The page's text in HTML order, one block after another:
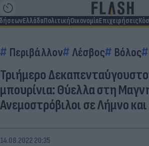
ΕλλάδαΠολιτικήΟικονομίαΕπιχειρήσεις
Περιβάλλον Λέσβος Βόλος
Τριήμερο
μπουρίνια: Θύελλα στη
Ανεμοστρόβιλοι σε Λήμνο
14.08.2022 20:35